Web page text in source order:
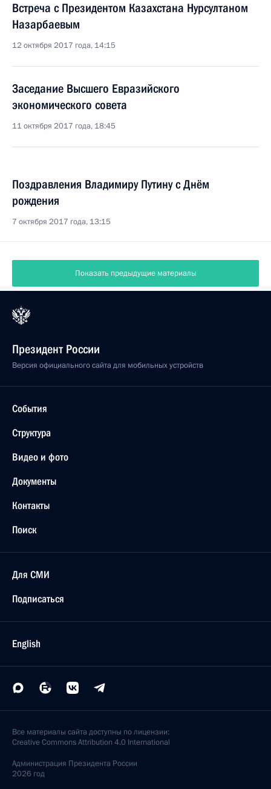
Встреча с Президентом Казахстана Нурсултаном
Назарбаевым
12 октября 2017 года, 14:15
Заседание Высшего Евразийского
экономического совета
11 октября 2017 года, 18:45
Поздравления Владимиру Путину с Днём
рождения
7 октября 2017 года, 13:15
Показать предыдущие материалы
Президент России
Версия официального сайта для мобильных устройств
События
Структура
Видео и фото
Документы
Контакты
Поиск
Для СМИ
Подписаться
English
Все материалы сайта доступны по лицензии:
Creative Commons Attribution 4.0 International
Администрация Президента России
2026 год